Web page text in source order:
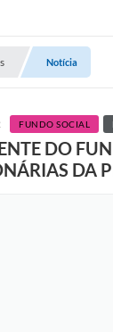
Notícia
FUNDO SOCIAL
DO
DA